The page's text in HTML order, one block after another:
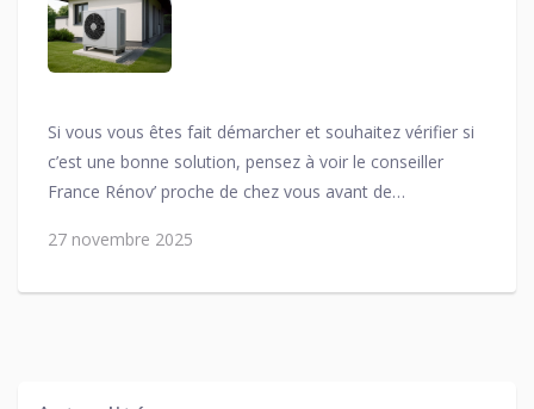
Si vous vous êtes fait démarcher et souhaitez vérifier si
c’est une bonne solution, pensez à voir le conseiller
France Rénov’ proche de chez vous avant de
27 novembre 2025